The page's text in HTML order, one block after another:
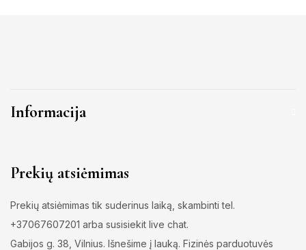
Informacija
Prekių atsiėmimas
Prekių atsiėmimas tik suderinus laiką, skambinti tel.
+37067607201 arba susisiekit live chat.
Gabijos g. 38, Vilnius. Išnešime į lauką. Fizinės parduotuvės